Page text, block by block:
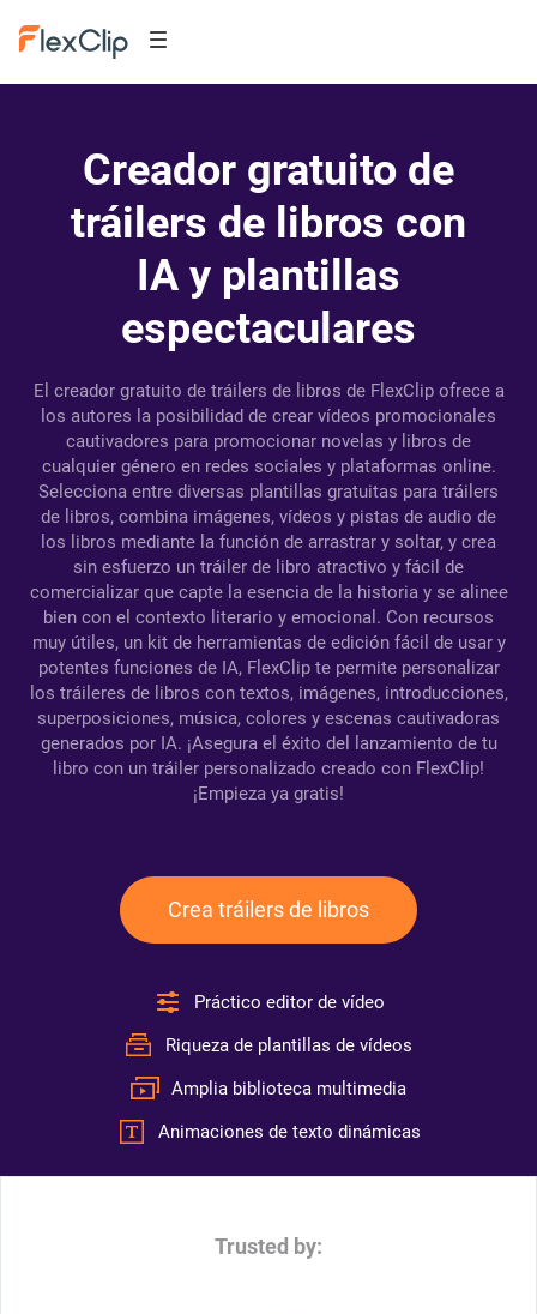
Creador gratuito de
tráilers de libros con
IA y plantillas
espectaculares
El creador gratuito de tráilers de libros de FlexClip ofrece a
los autores la posibilidad de crear vídeos promocionales
cautivadores para promocionar novelas y libros de
cualquier género en redes sociales y plataformas online.
Selecciona entre diversas plantillas gratuitas para tráilers
de libros, combina imágenes, vídeos y pistas de audio de
los libros mediante la función de arrastrar y soltar, y crea
sin esfuerzo un tráiler de libro atractivo y fácil de
comercializar que capte la esencia de la historia y se alinee
bien con el contexto literario y emocional. Con recursos
muy útiles, un kit de herramientas de edición fácil de usar y
potentes funciones de IA, FlexClip te permite personalizar
los tráileres de libros con textos, imágenes, introducciones,
superposiciones, música, colores y escenas cautivadoras
generados por IA. ¡Asegura el éxito del lanzamiento de tu
libro con un tráiler personalizado creado con FlexClip!
¡Empieza ya gratis!
Crea tráilers de libros
Práctico editor de vídeo
Riqueza de plantillas de vídeos
Amplia biblioteca multimedia
Animaciones de texto dinámicas
Trusted by: